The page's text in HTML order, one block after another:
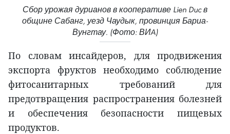
Сбор урожая дурианов в кооперативе Lien Duc в
общине Сабанг, уезд Чаудык, провинция Бариа-
Вунгтау. (Фото: ВИA)
По словам инсайдеров, для продвижения
экспорта фруктов необходимо соблюдение
фитосанитарных требований для
предотвращения распространения болезней
и обеспечения безопасности пищевых
продуктов.